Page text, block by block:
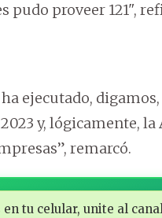
pudo proveer 121",
ejecutado,
y, lógicamente,
remarcó.
tu celular, unite al